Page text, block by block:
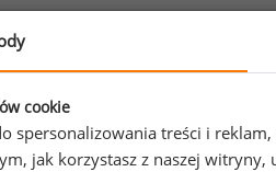
Sprawdź ile
cookie
spersonalizowania treści i
jak korzystasz z naszej